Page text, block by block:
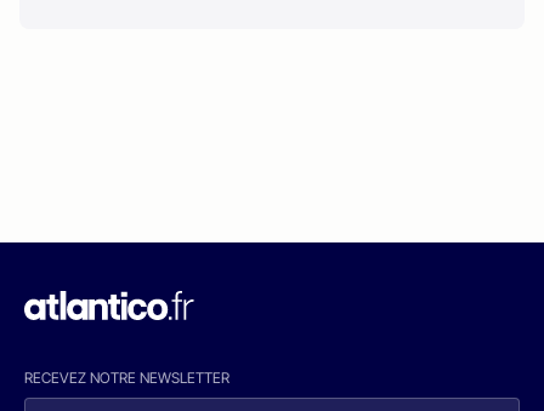
RECEVEZ NOTRE NEWSLETTER